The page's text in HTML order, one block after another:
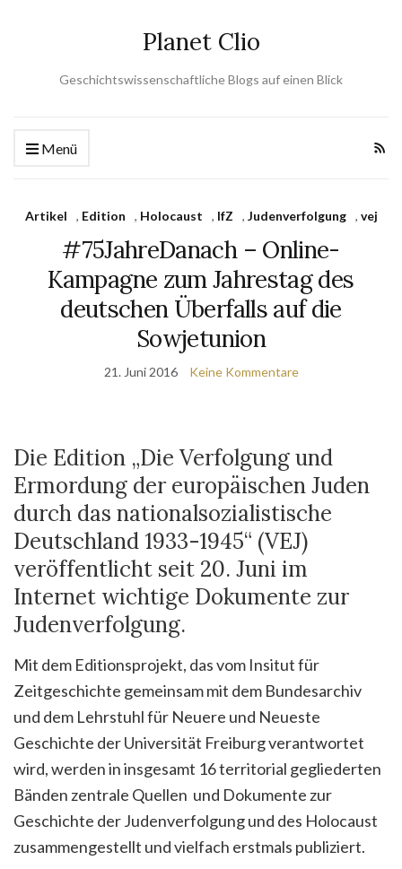
Planet Clio
Geschichtswissenschaftliche Blogs auf einen Blick
Menü
Artikel , Edition , Holocaust , IfZ , Judenverfolgung , vej
#75JahreDanach – Online-
Kampagne zum Jahrestag des
deutschen Überfalls auf die
Sowjetunion
21. Juni 2016 Keine Kommentare
Die Edition „Die Verfolgung und
Ermordung der europäischen Juden
durch das nationalsozialistische
Deutschland 1933-1945“ (VEJ)
veröffentlicht seit 20. Juni im
Internet wichtige Dokumente zur
Judenverfolgung.
Mit dem Editionsprojekt, das vom Insitut für
Zeitgeschichte gemeinsam mit dem Bundesarchiv
und dem Lehrstuhl für Neuere und Neueste
Geschichte der Universität Freiburg verantwortet
wird, werden in insgesamt 16 territorial gegliederten
Bänden zentrale Quellen und Dokumente zur
Geschichte der Judenverfolgung und des Holocaust
zusammengestellt und vielfach erstmals publiziert.